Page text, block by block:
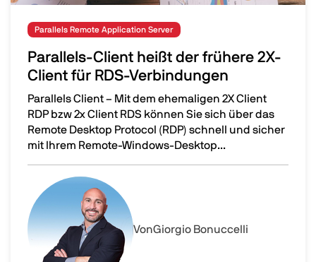
Parallels Remote Application Server
Parallels-Client heißt der frühere 2X-
Client für RDS-Verbindungen
Parallels Client – Mit dem ehemaligen 2X Client
RDP bzw 2x Client RDS können Sie sich über das
Remote Desktop Protocol (RDP) schnell und sicher
mit Ihrem Remote-Windows-Desktop...
Parallels-Client heißt der frühere 2X-Client für RDS-
Image
VonGiorgio Bonuccelli